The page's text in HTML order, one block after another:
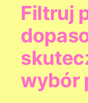
Filtruj
wybór